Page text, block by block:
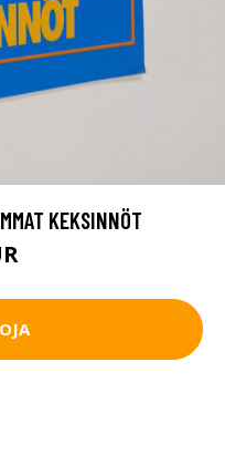
KEKSINNÖT